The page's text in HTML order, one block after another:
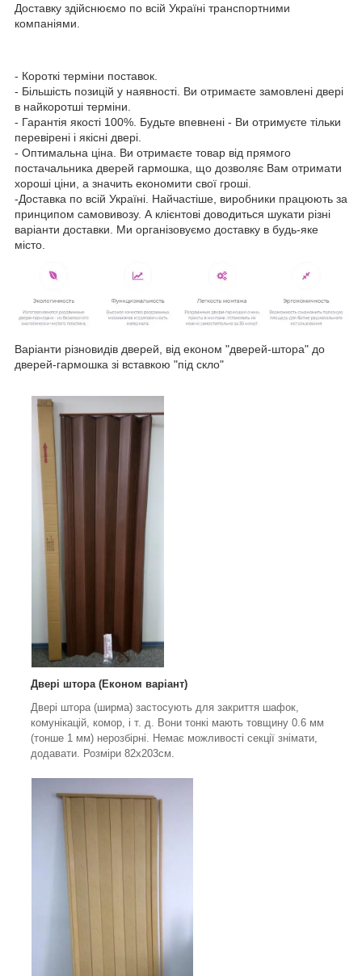
Доставку здійснюємо по всій Україні транспортними
компаніями.
- Короткі терміни поставок.
- Більшість позицій у наявності. Ви отримаєте замовлені двері
в найкоротші терміни.
- Гарантія якості 100%. Будьте впевнені - Ви отримуєте тільки
перевірені і якісні двері.
- Оптимальна ціна. Ви отримаєте товар від прямого
постачальника дверей гармошка, що дозволяє Вам отримати
хороші ціни, а значить економити свої гроші.
-Доставка по всій Україні. Найчастіше, виробники працюють за
принципом самовивозу. А клієнтові доводиться шукати різні
варіанти доставки. Ми організовуємо доставку в будь-яке
місто.
Варіанти різновидів дверей, від економ "дверей-штора" до
дверей-гармошка зі вставкою "під скло"
Двері штора (Економ варіант)
Двері штора (ширма) застосують для закриття шафок,
комунікацій, комор, і т. д. Вони тонкі мають товщину 0.6 мм
(тонше 1 мм) нерозбірні. Немає можливості секції знімати,
додавати. Розміри 82х203см.